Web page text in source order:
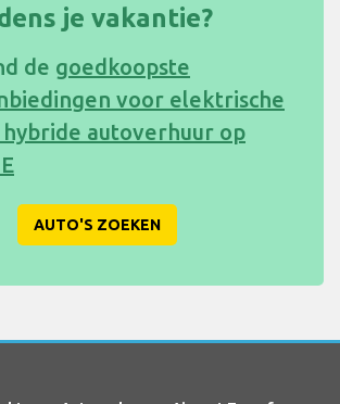
je vakantie?
de goedkoopste
voor elektrische
hybride autoverhuur op
AUTO'S ZOEKEN